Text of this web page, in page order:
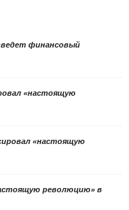
финансовый
«настоящую
«настоящую
революцию» в